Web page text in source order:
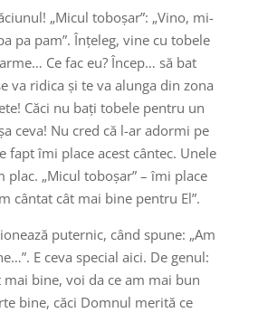
„Micul toboșar”: „Vino, mi-
pa pam”. Înțeleg, vine cu tobele
Ce fac eu? Încep… să bat
va ridica și te va alunga din zona
Căci nu bați tobele pentru un
ceva! Nu cred că l-ar adormi pe
fapt îmi place acest cântec. Unele
plac. „Micul toboșar” – îmi place
cântat cât mai bine pentru El”.
puternic, când spune: „Am
E ceva special aici. De genul:
mai bine, voi da ce am mai bun
bine, căci Domnul merită ce